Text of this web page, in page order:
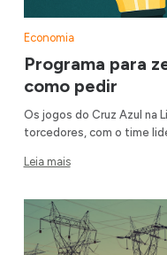
Economia
Programa para
como pedir
Os jogos do Cruz Azul na
torcedores, com o time
Leia mais